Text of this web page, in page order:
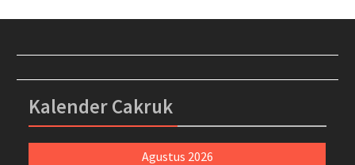
Kalender Cakruk
Agustus 2026